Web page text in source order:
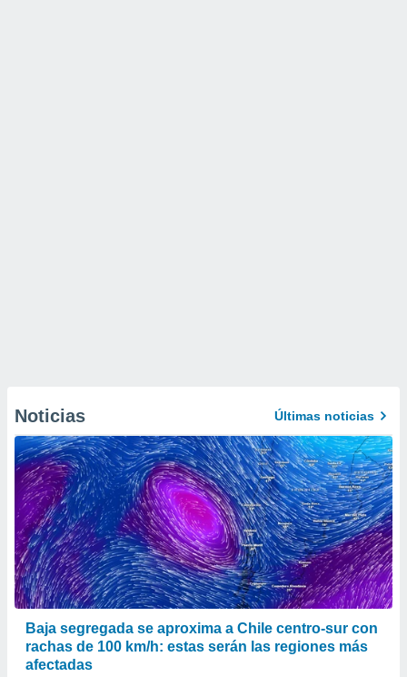
Noticias Últimas noticias
Baja segregada se aproxima a Chile centro-sur con
rachas de 100 km/h: estas serán las regiones más
afectadas